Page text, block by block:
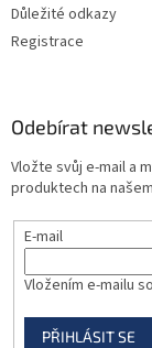
Důležité odkazy
Registrace
Odebírat
Vložte svůj e-mail a
produktech na
E-mail
Vložením e-mailu
PŘIHLÁSIT SE